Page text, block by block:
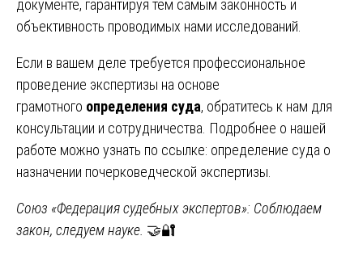
документе, гарантируя тем самым законность и
объективность проводимых нами исследований.
Если в вашем деле требуется профессиональное
проведение экспертизы на основе
грамотного определения суда, обратитесь к нам для
консультации и сотрудничества. Подробнее о нашей
работе можно узнать по ссылке: определение суда о
назначении почерковедческой экспертизы
Союз «Федерация судебных экспертов»: Соблюдаем
закон, следуем науке. 🤝🔐